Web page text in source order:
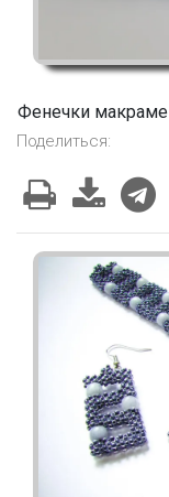
Фенечки макраме
Поделиться: